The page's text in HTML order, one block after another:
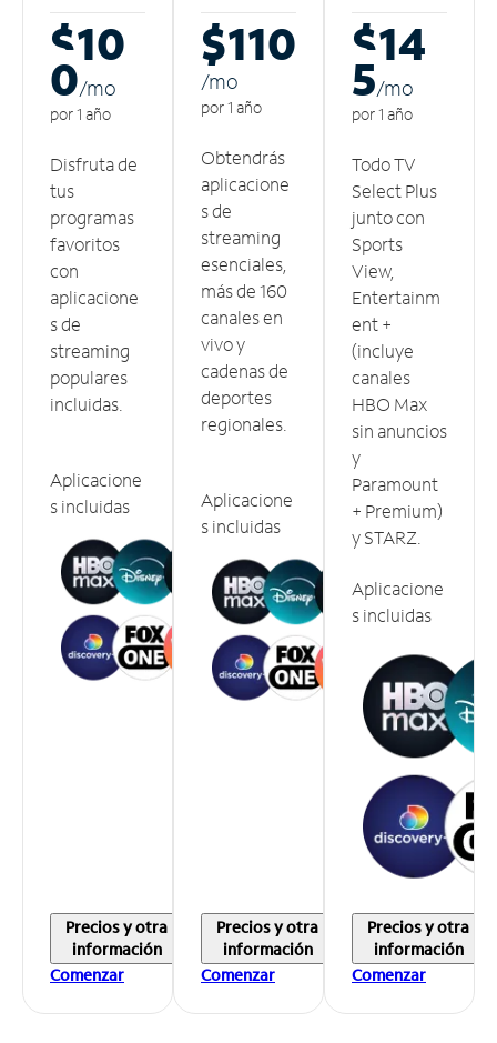
$10
0/mo
por 1 año
Disfruta de
tus
programas
favoritos
con
aplicacione
s de
streaming
populares
incluidas.
Aplicacione
s incluidas
Precios y otra
información
Comenzar
$110
/mo
por 1 año
Obtendrás
aplicacione
s de
streaming
esenciales,
más de 160
canales en
vivo y
cadenas de
deportes
regionales.
Aplicacione
s incluidas
Precios y otra
información
Comenzar
$14
5/mo
por 1 año
Todo TV
Select Plus
junto con
Sports
View,
Entertainm
ent +
(incluye
canales
HBO Max
sin anuncios
y
Paramount
+ Premium)
y STARZ.
Aplicacione
s incluidas
Precios y otra
información
Comenzar